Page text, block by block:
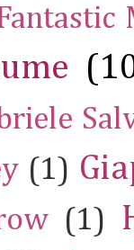
(1)
(1)